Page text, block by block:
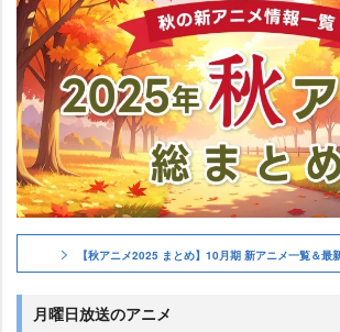
【秋アニメ2025 まとめ】10月期 新アニメ一覧＆最
月曜日放送のアニメ